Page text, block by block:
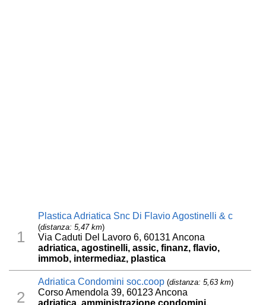
1
Plastica Adriatica Snc Di Flavio Agostinelli & c
(distanza: 5,47 km)
Via Caduti Del Lavoro 6, 60131 Ancona
adriatica, agostinelli, assic, finanz, flavio,
immob, intermediaz, plastica
2
Adriatica Condomini soc.coop (distanza: 5,63 km)
Corso Amendola 39, 60123 Ancona
adriatica, amministrazione condomini,